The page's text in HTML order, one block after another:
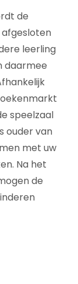
de
afgesloten
leerling
daarmee
speelzaal
ouder van
met uw
Na het
de